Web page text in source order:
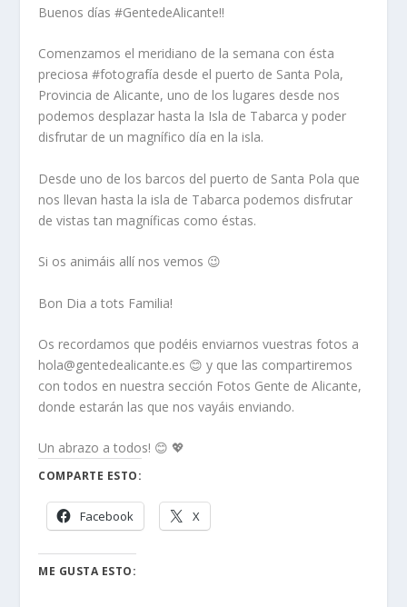
Buenos días #GentedeAlicante!!
Comenzamos el meridiano de la semana con ésta
preciosa #fotografía desde el puerto de Santa Pola,
Provincia de Alicante, uno de los lugares desde nos
podemos desplazar hasta la Isla de Tabarca y poder
disfrutar de un magnífico día en la isla.
Desde uno de los barcos del puerto de Santa Pola que
nos llevan hasta la isla de Tabarca podemos disfrutar
de vistas tan magníficas como éstas.
Si os animáis allí nos vemos 😉
Bon Dia a tots Familia!
Os recordamos que podéis enviarnos vuestras fotos a
hola@gentedealicante.es 😊 y que las compartiremos
con todos en nuestra sección Fotos Gente de Alicante,
donde estarán las que nos vayáis enviando.
Un abrazo a todos! 😊 💖
COMPARTE ESTO:
Facebook X
ME GUSTA ESTO: